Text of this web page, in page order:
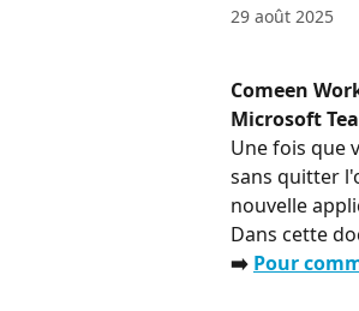
29 août 2025
Comeen
Microsoft
Une fois que
sans quitter
nouvelle
Dans cette
➡️ Pour